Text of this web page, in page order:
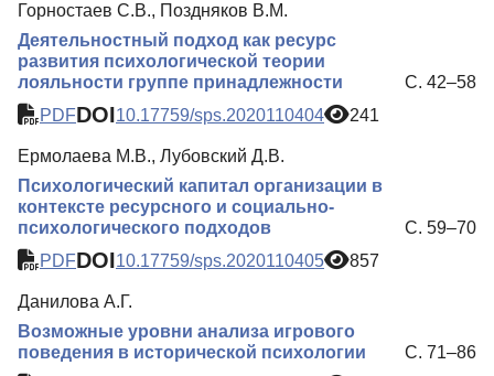
Горностаев С.В., Поздняков В.М.
Деятельностный подход как ресурс
развития психологической теории
лояльности группе принадлежности
С. 42–58
PDFDOI10.17759/sps.2020110404 241
Ермолаева М.В., Лубовский Д.В.
Психологический капитал организации в
контексте ресурсного и социально-
психологического подходов
С. 59–70
PDFDOI10.17759/sps.2020110405 857
Данилова А.Г.
Возможные уровни анализа игрового
поведения в исторической психологии
С. 71–86